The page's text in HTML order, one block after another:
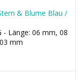
& Blume Blau /
- Länge: 06 mm, 08
mm